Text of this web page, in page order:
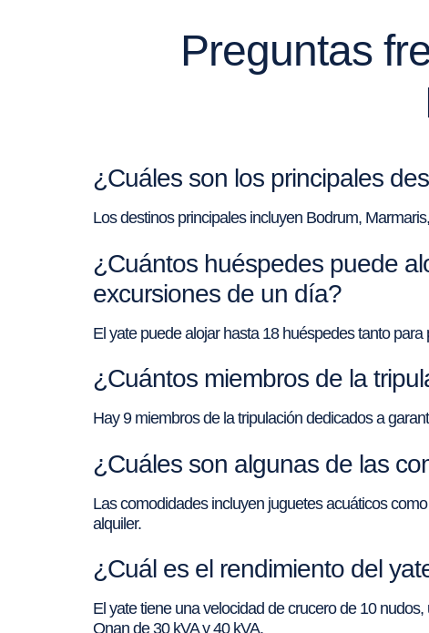
Preguntas
¿Cuáles son los principales
Los destinos principales incluyen Bodrum,
¿Cuántos huéspedes puede
excursiones de un día?
El yate puede alojar hasta 18 huéspedes tanto
¿Cuántos miembros de la
Hay 9 miembros de la tripulación dedicados a
¿Cuáles son algunas de las
Las comodidades incluyen juguetes acuáticos
alquiler.
¿Cuál es el rendimiento del
El yate tiene una velocidad de crucero de 10
Onan de 30 kVA y 40 kVA.